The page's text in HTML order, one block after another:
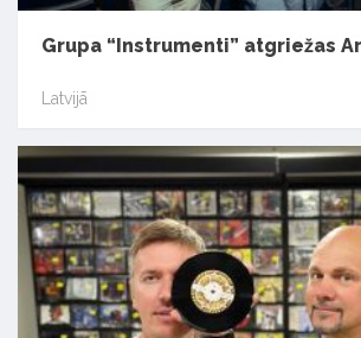
Grupa “Instrumenti” atgriežas
Latvijā